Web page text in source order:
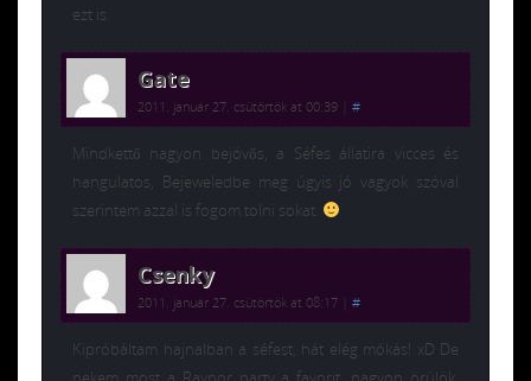
ezt is.
Gate
2011. január 27. csütörtök at 00:39 #
Mindkettő nagyon bejövős, a Séfes állatira vicces és
hangulatos, Bejeweledbe meg úgyis jó vagyok szóval
szerintem azzal is fogom tolni sokat.
Csenky
2011. január 27. csütörtök at 08:17 #
Kipróbáltam hajnalban a séfest, hát elég mókás! xD De